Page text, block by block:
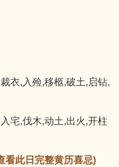
衣,入殓,移柩,破土,启钻,
宅,伐木,动土,出火,开柱
看此日完整黄历喜忌)